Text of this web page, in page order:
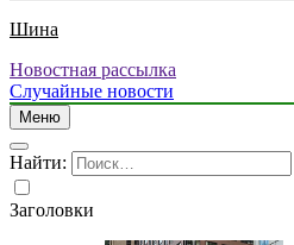
Шина
Новостная рассылка
Случайные новости
Меню
Найти:
Заголовки